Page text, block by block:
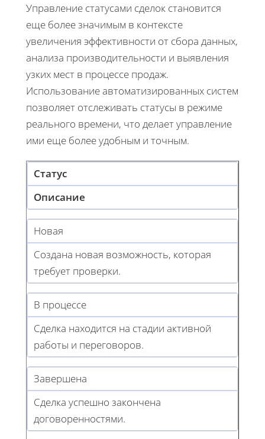
Управление статусами сделок становится
еще более значимым в контексте
увеличения эффективности от сбора данных,
анализа производительности и выявления
узких мест в процессе продаж.
Использование автоматизированных систем
позволяет отслеживать статусы в режиме
реального времени, что делает управление
ими еще более удобным и точным.
Статус
Описание
Новая
Создана новая возможность, которая
требует проверки.
В процессе
Сделка находится на стадии активной
работы и переговоров.
Завершена
Сделка успешно закончена
договоренностями.